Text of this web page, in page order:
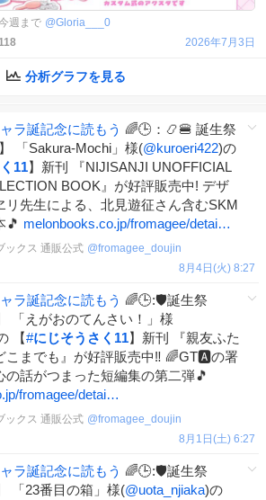
週まで @Gloria___0
118 2026年7月3日
分析グラフを見る
ラ誕記念に読もう 🌈🕒：📿🍔 誕生祭
「Sakura-Mochi」様(@kuroeri422)の
11】新刊 『NIJISANJI UNOFFICIAL
BOOK』が好評販売中! デザ
リ先生による、北見遊征さん含むSKM
🎵 melonbooks.co.jp/fromagee/detai…
ックス 通販公式 @fromagee_doujin
8月4日(火) 8:27
ラ誕記念に読もう 🌈🕒:🛡誕生祭
「えがおのてんさい！」様
【#にじそうさく11】新刊 『親友ふた
こまでも』が好評販売中‼ 🌈GT🅰の署
の話がつまった短編集の第二弾🎵
fromagee/detai…
ックス 通販公式 @fromagee_doujin
8月1日(土) 6:27
ラ誕記念に読もう 🌈🕒:🛡誕生祭
「23番目の箱」様(@uota_njiaka)の